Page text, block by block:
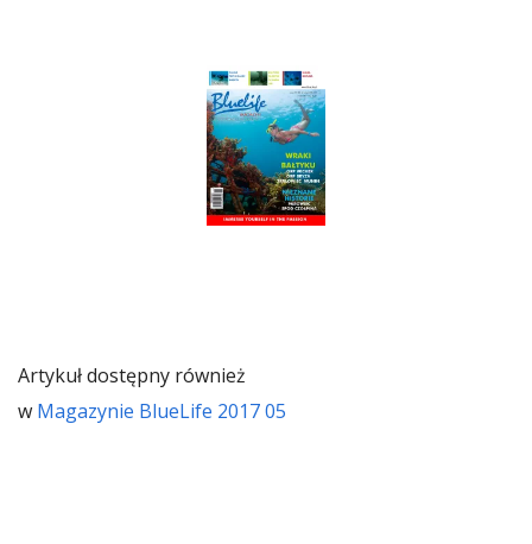
Artykuł dostępny również
w Magazynie BlueLife 2017 05